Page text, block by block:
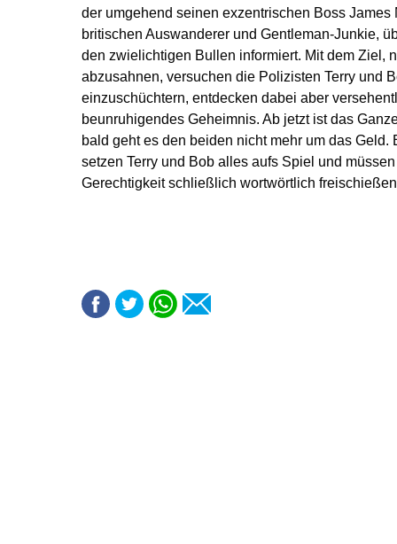
der umgehend seinen exzentrischen Boss
britischen Auswanderer und Gentleman-Junkie,
den zwielichtigen Bullen informiert. Mit dem Ziel,
abzusahnen, versuchen die Polizisten Terry und
einzuschüchtern, entdecken dabei aber
beunruhigendes Geheimnis. Ab jetzt ist das
bald geht es den beiden nicht mehr um das
setzen Terry und Bob alles aufs Spiel und
Gerechtigkeit schließlich wortwörtlich